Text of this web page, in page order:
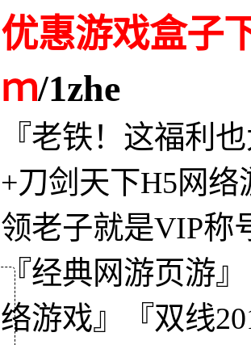
优惠游戏盒子
ｍ/1zhe
『老铁！这福利
+刀剑天下H5网络
领老子就是VIP称
『经典网游页游
络游戏』『双线